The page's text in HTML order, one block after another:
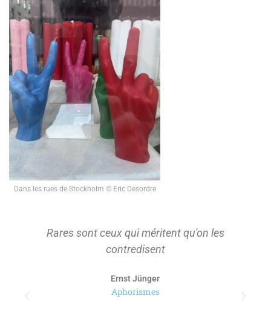
Dans les rues de Stockholm © Eric Desordre
Rares sont ceux qui méritent qu'on les
contredisent
Ernst Jünger
Aphorismes